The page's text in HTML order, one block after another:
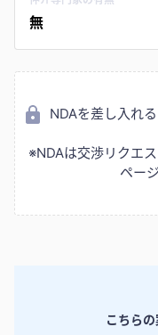
無
NDAを差し入れ
※NDAは交渉リクエ
ペー
こちら